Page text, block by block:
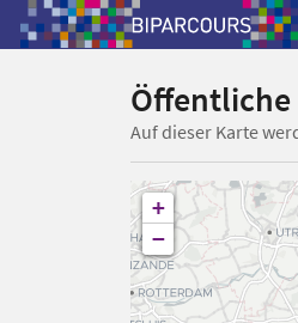
Öffentliche
Auf dieser Karte
+
−